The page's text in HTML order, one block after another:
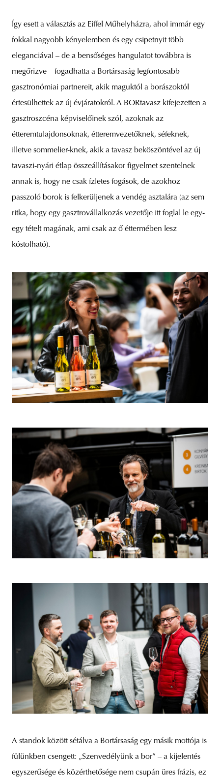
Így esett a választás az Eiffel Műhelyházra, ahol immár egy
fokkal nagyobb kényelemben és egy csipetnyit több
eleganciával – de a bensőséges hangulatot továbbra is
megőrizve – fogadhatta a Bortársaság legfontosabb
gasztronómiai partnereit, akik maguktól a borászoktól
értesülhettek az új évjáratokról. A BORtavasz kifejezetten a
gasztroszcéna képviselőinek szól, azoknak az
étteremtulajdonsoknak, étteremvezetőknek, séfeknek,
illetve sommelier-knek, akik a tavasz beköszöntével az új
tavaszi-nyári étlap összeállításakor figyelmet szentelnek
annak is, hogy ne csak ízletes fogások, de azokhoz
passzoló borok is felkerüljenek a vendég asztalára (az sem
ritka, hogy egy gasztrovállalkozás vezetője itt foglal le egy-
egy tételt magának, ami csak az ő éttermében lesz
kóstolható).
A standok között sétálva a Bortársaság egy másik mottója is
fülünkben csengett: „Szenvedélyünk a bor” – a kijelentés
egyszerűsége és közérthetősége nem csupán üres frázis, ez